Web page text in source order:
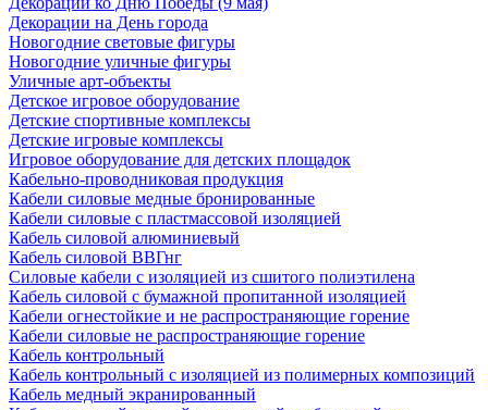
Декорации на День города
Новогодние световые фигуры
Новогодние уличные фигуры
Уличные арт-объекты
Детское игровое оборудование
Детские спортивные комплексы
Детские игровые комплексы
Игровое оборудование для детских площадок
Кабельно-проводниковая продукция
Кабели силовые медные бронированные
Кабели силовые с пластмассовой изоляцией
Кабель силовой алюминиевый
Кабель силовой ВВГнг
Силовые кабели с изоляцией из сшитого полиэтилена
Кабель силовой с бумажной пропитанной изоляцией
Кабели огнестойкие и не распространяющие горение
Кабели силовые не распространяющие горение
Кабель контрольный
Кабель контрольный с изоляцией из полимерных композиций
Кабель медный экранированный